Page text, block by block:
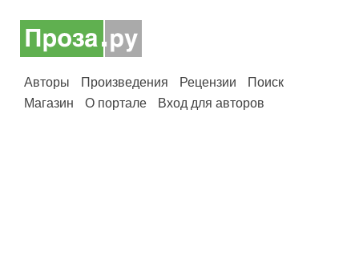
Авторы Произведения Рецензии
Поиск
Магазин
О портале Вход для авторов